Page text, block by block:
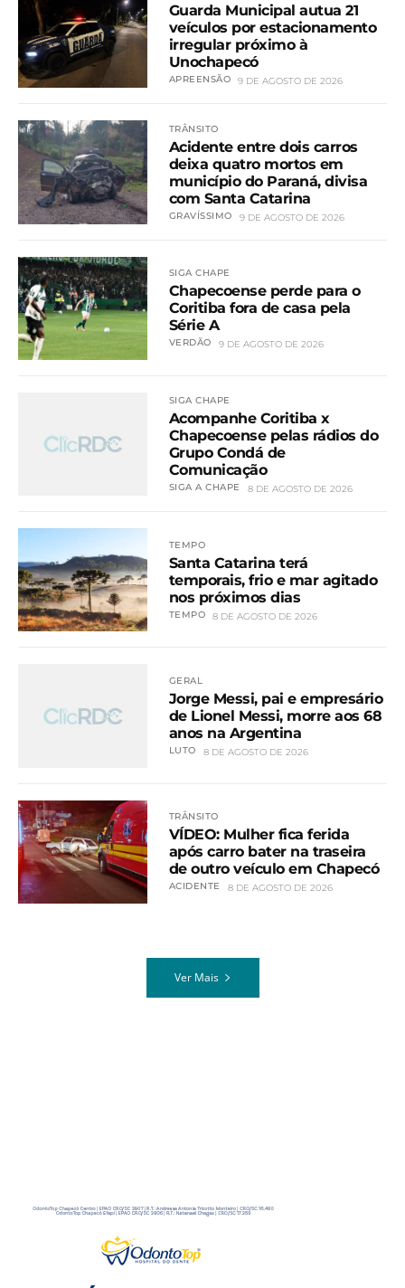
Guarda Municipal autua 21
veículos por estacionamento
irregular próximo à
Unochapecó
APREENSÃO 9 DE AGOSTO DE 2026
TRÂNSITO
Acidente entre dois carros
deixa quatro mortos em
município do Paraná, divisa
com Santa Catarina
GRAVÍSSIMO 9 DE AGOSTO DE 2026
SIGA CHAPE
Chapecoense perde para o
Coritiba fora de casa pela
Série A
VERDÃO 9 DE AGOSTO DE 2026
SIGA CHAPE
Acompanhe Coritiba x
Chapecoense pelas rádios do
Grupo Condá de
Comunicação
SIGA A CHAPE 8 DE AGOSTO DE 2026
TEMPO
Santa Catarina terá
temporais, frio e mar agitado
nos próximos dias
TEMPO 8 DE AGOSTO DE 2026
GERAL
Jorge Messi, pai e empresário
de Lionel Messi, morre aos 68
anos na Argentina
LUTO 8 DE AGOSTO DE 2026
TRÂNSITO
VÍDEO: Mulher fica ferida
após carro bater na traseira
de outro veículo em Chapecó
ACIDENTE 8 DE AGOSTO DE 2026
Ver Mais